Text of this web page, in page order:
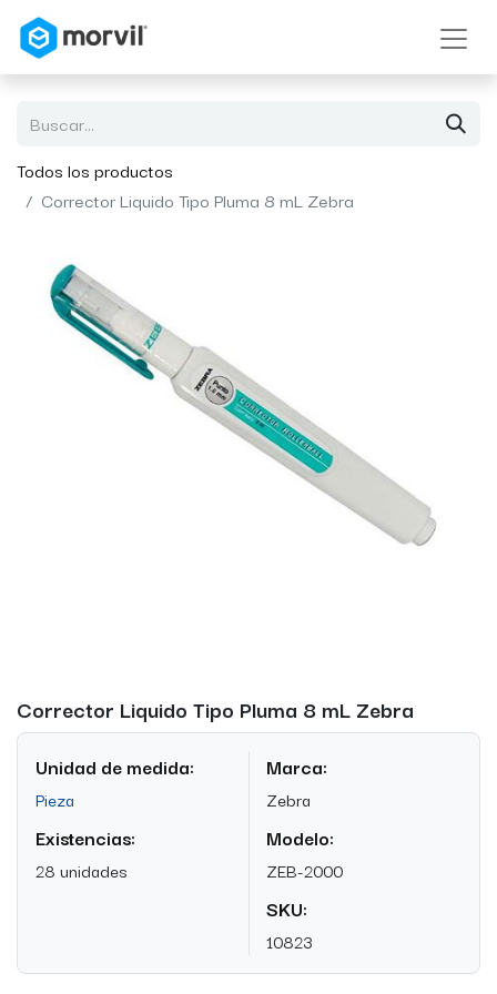
Todos los productos
Corrector Liquido Tipo Pluma 8 mL Zebra
Corrector Liquido Tipo Pluma 8 mL Zebra
Unidad de medida:
Pieza
Existencias:
28 unidades
Marca:
Zebra
Modelo:
ZEB-2000
SKU:
10823